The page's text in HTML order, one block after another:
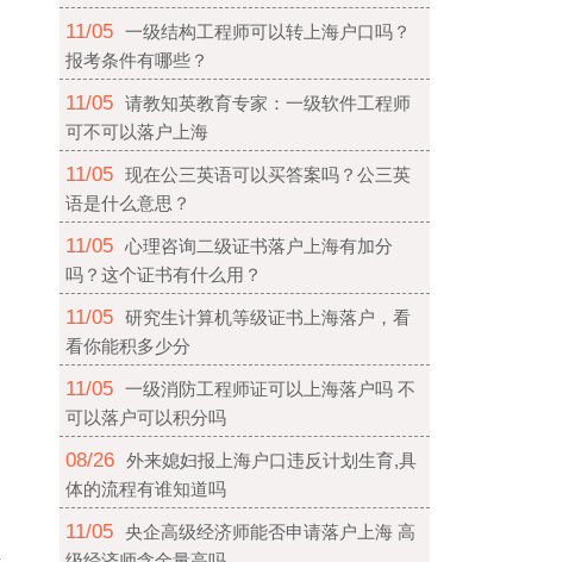
11/05 一级结构工程师可以转上海户口吗？
报考条件有哪些？
11/05 请教知英教育专家：一级软件工程师
可不可以落户上海
11/05 现在公三英语可以买答案吗？公三英
语是什么意思？
11/05 心理咨询二级证书落户上海有加分
吗？这个证书有什么用？
11/05 研究生计算机等级证书上海落户，看
看你能积多少分
11/05 一级消防工程师证可以上海落户吗 不
可以落户可以积分吗
08/26 外来媳妇报上海户口违反计划生育,具
体的流程有谁知道吗
11/05 央企高级经济师能否申请落户上海 高